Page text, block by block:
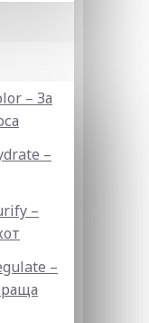
– За
–
–
–